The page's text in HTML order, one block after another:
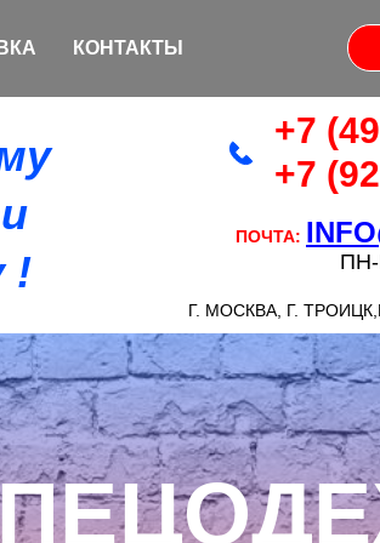
КОНТАКТЫ
!
+7
+7
ПОЧТА:
Г. МОСКВА, Г.